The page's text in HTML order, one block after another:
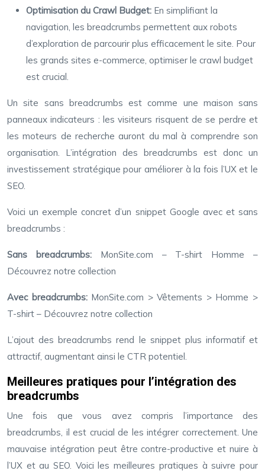
Optimisation du Crawl Budget: En simplifiant la
navigation, les breadcrumbs permettent aux robots
d’exploration de parcourir plus efficacement le site. Pour
les grands sites e-commerce, optimiser le crawl budget
est crucial.
Un site sans breadcrumbs est comme une maison sans
panneaux indicateurs : les visiteurs risquent de se perdre et
les moteurs de recherche auront du mal à comprendre son
organisation. L’intégration des breadcrumbs est donc un
investissement stratégique pour améliorer à la fois l’UX et le
SEO.
Voici un exemple concret d’un snippet Google avec et sans
breadcrumbs :
Sans breadcrumbs: MonSite.com – T-shirt Homme –
Découvrez notre collection
Avec breadcrumbs: MonSite.com > Vêtements > Homme >
T-shirt – Découvrez notre collection
L’ajout des breadcrumbs rend le snippet plus informatif et
attractif, augmentant ainsi le CTR potentiel.
Meilleures pratiques pour l’intégration des
breadcrumbs
Une fois que vous avez compris l’importance des
breadcrumbs, il est crucial de les intégrer correctement. Une
mauvaise intégration peut être contre-productive et nuire à
l’UX et au SEO. Voici les meilleures pratiques à suivre pour